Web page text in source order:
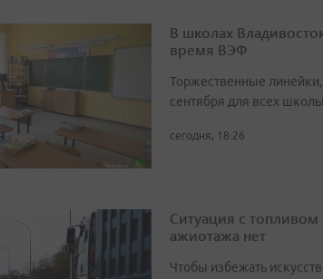
В школах
время ВЭФ
Торжественные
сентября для всех
сегодня, 18:26
Ситуация с
ажиотажа нет
Чтобы избежать